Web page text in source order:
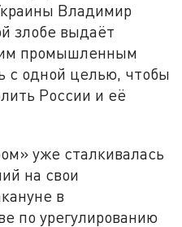
Владимир
злобе выдаёт
промышленным
с одной целью, чтобы
России и её
уже сталкивалась
на свои
в
по урегулированию